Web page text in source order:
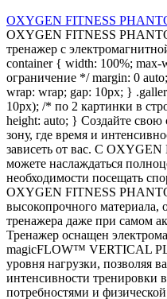
OXYGEN FITNESS
OXYGEN FITNESS
тренажер с
container { width: 100%;
ограничение */ margin: 0
wrap: wrap; gap: 10px; }
10px); /* по 2 картинки в
height: auto; } Создайте
зону, где время и
зависеть от вас. С
можете наслаждаться
необходимости посещать
OXYGEN FITNESS
высокопрочного материала,
тренажера даже при самом
Тренажер оснащен
magicFLOW™ VERTICAL
уровня нагрузки, позволяя
интенсивности тренировки
потребностями и